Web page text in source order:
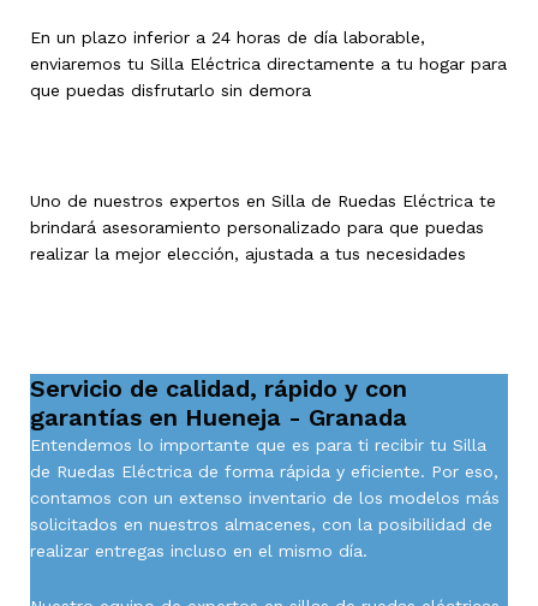
En un plazo inferior a 24 horas de día laborable,
enviaremos tu Silla Eléctrica directamente a tu hogar para
que puedas disfrutarlo sin demora
Uno de nuestros expertos en Silla de Ruedas Eléctrica te
brindará asesoramiento personalizado para que puedas
realizar la mejor elección, ajustada a tus necesidades
Servicio de calidad, rápido y con
garantías en Hueneja - Granada
Entendemos lo importante que es para ti recibir tu Silla
de Ruedas Eléctrica de forma rápida y eficiente. Por eso,
contamos con un extenso inventario de los modelos más
solicitados en nuestros almacenes, con la posibilidad de
realizar entregas incluso en el mismo día.